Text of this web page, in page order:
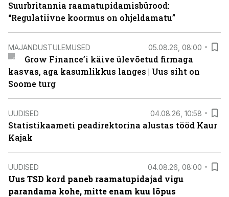
Suurbritannia raamatupidamisbürood:
“Regulatiivne koormus on ohjeldamatu”
MAJANDUSTULEMUSED 05.08.26, 08:00
Grow Finance’i käive ülevõetud firmaga
kasvas, aga kasumlikkus langes | Uus siht on
Soome turg
UUDISED 04.08.26, 10:58
Statistikaameti peadirektorina alustas tööd Kaur
Kajak
UUDISED 04.08.26, 08:00
Uus TSD kord paneb raamatupidajad vigu
parandama kohe, mitte enam kuu lõpus